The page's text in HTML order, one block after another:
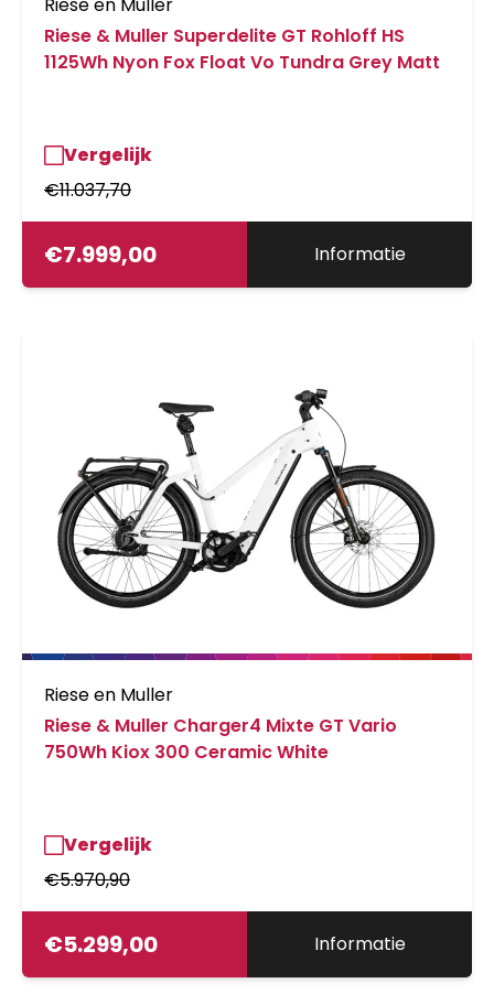
Riese & Muller Superdelite GT Rohloff HS
1125Wh Nyon Fox Float Vo Tundra Grey Matt
Vergelijk
€11.037,70
€7.999,00 Informatie
Riese en Muller
Riese & Muller Charger4 Mixte GT Vario
750Wh Kiox 300 Ceramic White
Vergelijk
€5.970,90
€5.299,00 Informatie